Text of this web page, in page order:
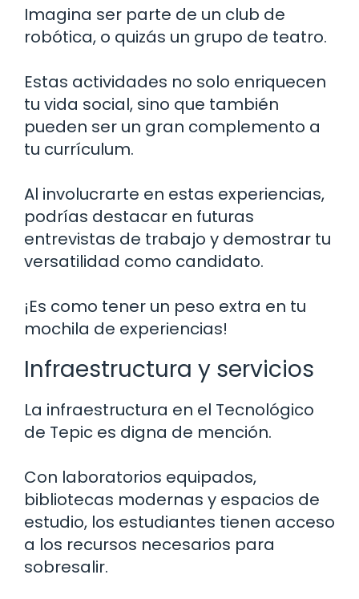
Imagina ser parte de un club de
robótica, o quizás un grupo de teatro.
Estas actividades no solo enriquecen
tu vida social, sino que también
pueden ser un gran complemento a
tu currículum.
Al involucrarte en estas experiencias,
podrías destacar en futuras
entrevistas de trabajo y demostrar tu
versatilidad como candidato.
¡Es como tener un peso extra en tu
mochila de experiencias!
Infraestructura y servicios
La infraestructura en el Tecnológico
de Tepic es digna de mención.
Con laboratorios equipados,
bibliotecas modernas y espacios de
estudio, los estudiantes tienen acceso
a los recursos necesarios para
sobresalir.